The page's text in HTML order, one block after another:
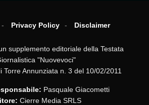
Privacy Policy Disclaimer
supplemento editoriale della Testata
"Nuovevoci"
Torre Annunziata n. 3 del 10/02/2011
Pasquale Giacometti
Cierre Media SRLS